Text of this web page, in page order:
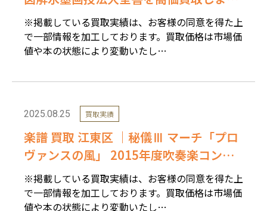
た。
※掲載している買取実績は、お客様の同意を得た上
で一部情報を加工しております。買取価格は市場価
値や本の状態により変動いたし…
2025.08.25 買取実績
楽譜 買取 江東区 ｜秘儀Ⅲ マーチ「プロ
ヴァンスの風」 2015年度吹奏楽コン
クール 課題曲を高価買取しました。
※掲載している買取実績は、お客様の同意を得た上
で一部情報を加工しております。買取価格は市場価
値や本の状態により変動いたし…